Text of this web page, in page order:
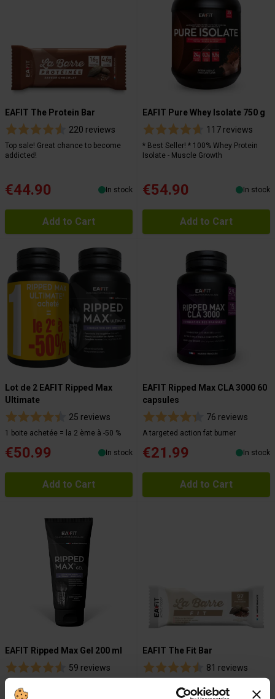
EAFIT The Protein Bar
220 reviews
Top sale! Great chance to become
addicted!
€44.90 In stock
Add to Cart
EAFIT Pure Whey Isolate 750 g
117 reviews
* Best Seller! * 100% Whey Protein
Isolate - Muscle Growth
€54.90 In stock
Add to Cart
Lot de 2 EAFIT Ripped Max
Ultimate
25 reviews
1 boite achetée = la 2 ème à -50 %
€50.99 In stock
Add to Cart
EAFIT Ripped Max CLA 3000 60
capsules
76 reviews
A targeted action fat burner
€21.99 In stock
Add to Cart
EAFIT Ripped Max Gel 200 ml
59 reviews
Sharpen your abs!
EAFIT The Fit Bar
81 reviews